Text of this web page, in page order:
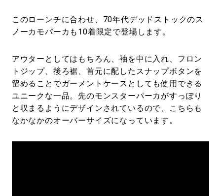
このローンチに合わせ、70年代デッドストックのス
ノーカモパーカも10着限定で登場します。
アウターとしてはもちろん、袖を中に入れ、フロン
トジップ、後ろ裾、首元に配したスナップボタンを
留めることでガーメントケースとしても使用できる
ユニークな一品。先のモンスターパーカがすっぽり
と収まるようにデザインされているので、こちらも
なかなかのオーバーサイズになっています。